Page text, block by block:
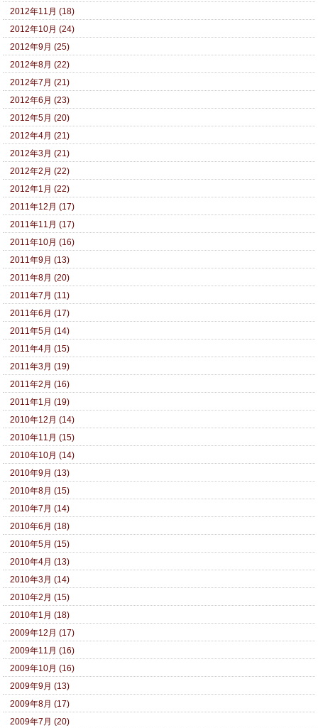
2012年11月 (18)
2012年10月 (24)
2012年9月 (25)
2012年8月 (22)
2012年7月 (21)
2012年6月 (23)
2012年5月 (20)
2012年4月 (21)
2012年3月 (21)
2012年2月 (22)
2012年1月 (22)
2011年12月 (17)
2011年11月 (17)
2011年10月 (16)
2011年9月 (13)
2011年8月 (20)
2011年7月 (11)
2011年6月 (17)
2011年5月 (14)
2011年4月 (15)
2011年3月 (19)
2011年2月 (16)
2011年1月 (19)
2010年12月 (14)
2010年11月 (15)
2010年10月 (14)
2010年9月 (13)
2010年8月 (15)
2010年7月 (14)
2010年6月 (18)
2010年5月 (15)
2010年4月 (13)
2010年3月 (14)
2010年2月 (15)
2010年1月 (18)
2009年12月 (17)
2009年11月 (16)
2009年10月 (16)
2009年9月 (13)
2009年8月 (17)
2009年7月 (20)